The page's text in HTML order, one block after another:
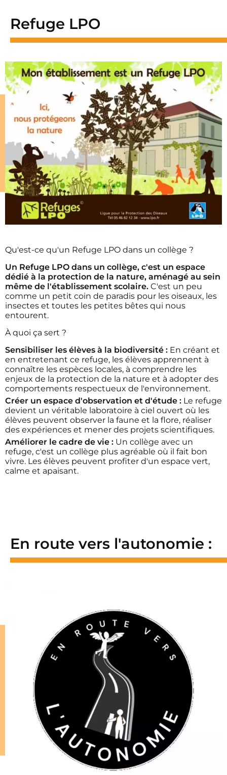
Refuge LPO
Qu'est-ce qu'un Refuge LPO dans un collège ?
Un Refuge LPO dans un collège, c'est un espace
dédié à la protection de la nature, aménagé au sein
même de l'établissement scolaire. C'est un peu
comme un petit coin de paradis pour les oiseaux, les
insectes et toutes les petites bêtes qui nous
entourent.
À quoi ça sert ?
Sensibiliser les élèves à la biodiversité : En créant et
en entretenant ce refuge, les élèves apprennent à
connaître les espèces locales, à comprendre les
enjeux de la protection de la nature et à adopter des
comportements respectueux de l'environnement.
Créer un espace d'observation et d'étude : Le refuge
devient un véritable laboratoire à ciel ouvert où les
élèves peuvent observer la faune et la flore, réaliser
des expériences et mener des projets scientifiques.
Améliorer le cadre de vie : Un collège avec un
refuge, c'est un collège plus agréable où il fait bon
vivre. Les élèves peuvent profiter d'un espace vert,
calme et apaisant.
En route vers l'autonomie :